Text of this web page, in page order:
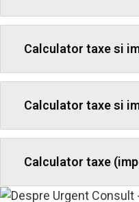
Calculator taxe si
Calculator taxe si
Calculator taxe